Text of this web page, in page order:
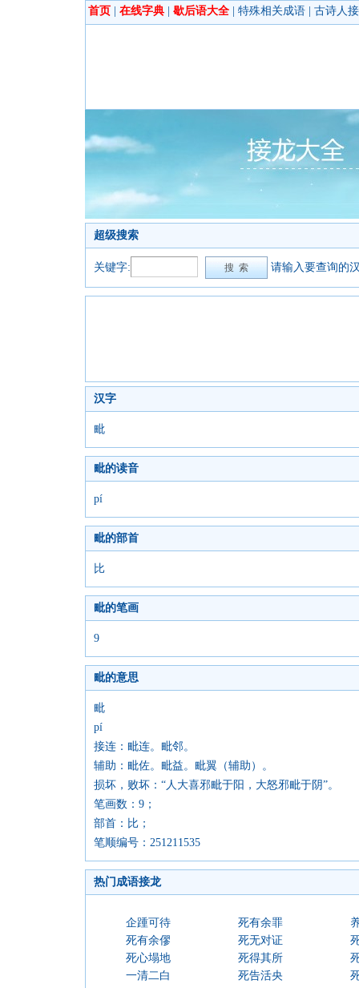
首页 在线字典 歇后语大全 特殊相关成语 古诗人
超级搜索
关键字: 请输入要查询的
汉字
毗
毗的读音
pí
毗的部首
比
毗的笔画
9
毗的意思
毗
pí
接连：毗连。毗邻。
辅助：毗佐。毗益。毗翼（辅助）。
损坏，败坏：“人大喜邪毗于阳，大怒邪毗于阴”。
笔画数：9；
部首：比；
笔顺编号：251211535
热门成语接龙
企踵可待 死有余罪
死有余僇
死无对证
死心塌地
死得其所
一清二白
死告活央